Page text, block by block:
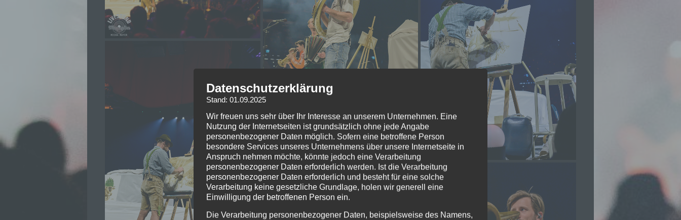
Datenschutzerklärung
Stand: 01.09.2025
Wir freuen uns sehr über Ihr Interesse an unserem Unternehmen. Eine
Nutzung der Internetseiten ist grundsätzlich ohne jede Angabe
personenbezogener Daten möglich. Sofern eine betroffene Person
besondere Services unseres Unternehmens über unsere Internetseite in
Anspruch nehmen möchte, könnte jedoch eine Verarbeitung
personenbezogener Daten erforderlich werden. Ist die Verarbeitung
personenbezogener Daten erforderlich und besteht für eine solche
Verarbeitung keine gesetzliche Grundlage, holen wir generell eine
Einwilligung der betroffenen Person ein.
Die Verarbeitung personenbezogener Daten, beispielsweise des Namens,